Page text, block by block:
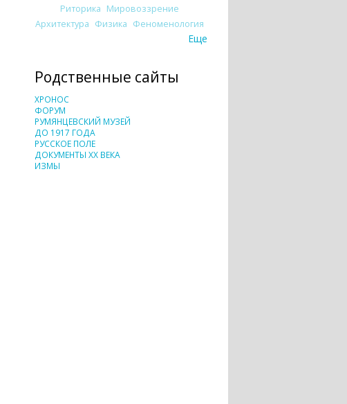
Риторика Мировоззрение
Архитектура Физика Феноменология
Еще
Родственные сайты
ХРОНОС
ФОРУМ
РУМЯНЦЕВСКИЙ МУЗЕЙ
ДО 1917 ГОДА
РУССКОЕ ПОЛЕ
ДОКУМЕНТЫ XX ВЕКА
ИЗМЫ